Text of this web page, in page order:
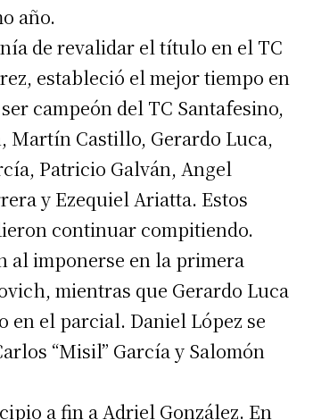
año.
de revalidar el título en el TC
estableció el mejor tiempo en
campeón del TC Santafesino,
Martín Castillo, Gerardo Luca,
Patricio Galván, Angel
y Ezequiel Ariatta. Estos
continuar compitiendo.
al imponerse en la primera
mientras que Gerardo Luca
en el parcial. Daniel López se
“Misil” García y Salomón
a fin a Adriel González. En